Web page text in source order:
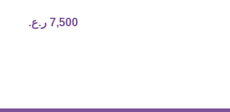
7,500 ر.ع.